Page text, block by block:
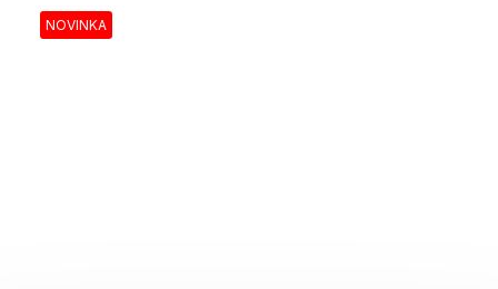
NOVINKA